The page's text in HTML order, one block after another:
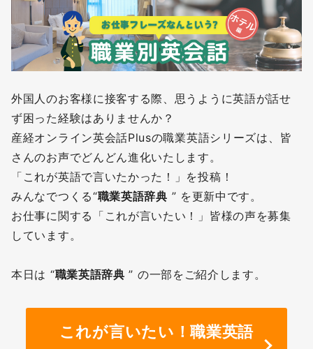
外国人のお客様に接客する際、思うように英語が話せ
ず困った経験はありませんか？
産経オンライン英会話Plusの職業英語シリーズは、皆
さんのお声でどんどん進化いたします。
「これが英語で言いたかった！」を投稿！
みんなでつくる“職業英語辞典 ” を更新中です。
お仕事に関する「これが言いたい！」皆様の声を募集
しています。
本日は “職業英語辞典 ” の一部をご紹介します。
これが言いたい！職業英語